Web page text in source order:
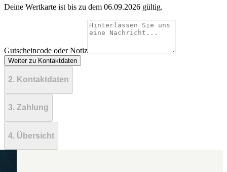
Deine Wertkarte ist bis zu dem 06.09.2026 gültig.
Gutscheincode oder Notiz
Weiter zu Kontaktdaten
2. Kontaktdaten
3. Zahlung
4. Übersicht